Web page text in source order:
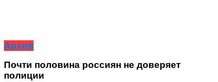
Архив
Почти половина россиян не доверяет
полиции